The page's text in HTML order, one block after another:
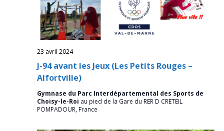
J-94 avant les Jeux (Les Petits Rouges –
Alfortville)
23 avril 2024
Gymnase du Parc Interdépartemental des Sports de
Choisy-le-Roi au pied de la Gare du RER D CRETEIL
POMPADOUR, France